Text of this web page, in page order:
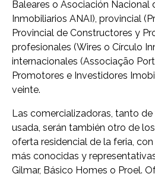
Baleares o Asociación Nacional
Inmobiliarios ANAI), provincial
Provincial de Constructores y
profesionales (Wires o Círculo
internacionales (Associação
Promotores e Investidores
veinte.
Las comercializadoras, tanto
usada, serán también otro de
oferta residencial de la feria,
más conocidas y
Gilmar, Básico Homes o Proel.